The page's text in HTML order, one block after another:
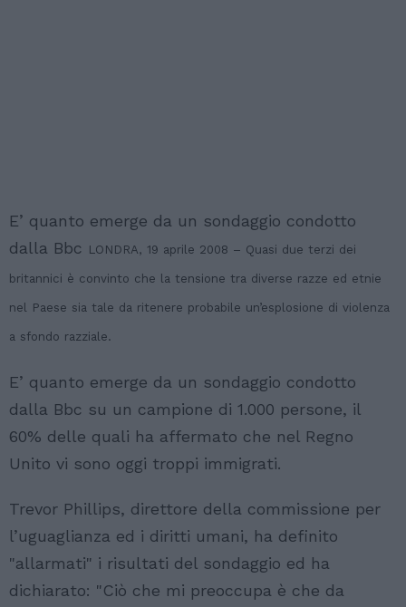
E’ quanto emerge da un sondaggio condotto
dalla Bbc LONDRA, 19 aprile 2008 – Quasi due terzi dei
britannici è convinto che la tensione tra diverse razze ed etnie
nel Paese sia tale da ritenere probabile un’esplosione di violenza
a sfondo razziale.
E’ quanto emerge da un sondaggio condotto
dalla Bbc su un campione di 1.000 persone, il
60% delle quali ha affermato che nel Regno
Unito vi sono oggi troppi immigrati.
Trevor Phillips, direttore della commissione per
l’uguaglianza ed i diritti umani, ha definito
"allarmati" i risultati del sondaggio ed ha
dichiarato: "Ciò che mi preoccupa è che da